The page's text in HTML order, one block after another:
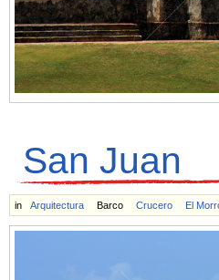
San Juan
in Arquitectura Barco Crucero El